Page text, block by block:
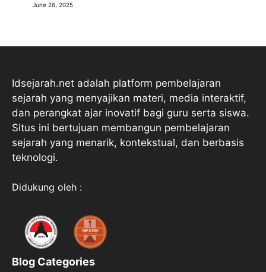
June 26, 2025
Idsejarah.net adalah platform pembelajaran
sejarah yang menyajikan materi, media interaktif,
dan perangkat ajar inovatif bagi guru serta siswa.
Situs ini bertujuan membangun pembelajaran
sejarah yang menarik, kontekstual, dan berbasis
teknologi.
Didukung oleh :
Blog Categories